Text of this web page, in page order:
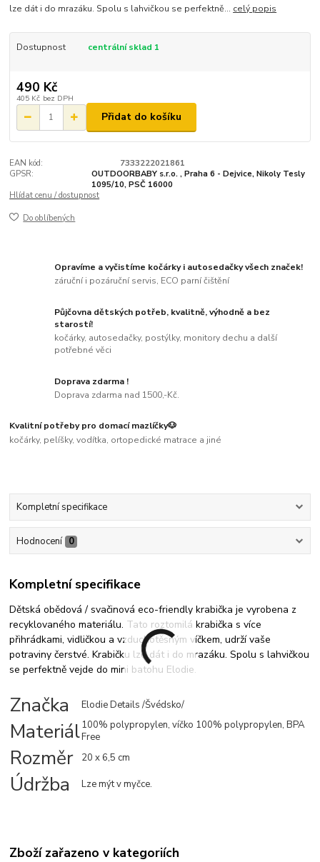
lze dát i do mrazáku. Spolu s lahvičkou se perfektně... celý popis
Dostupnost centrální sklad 1
490 Kč
405 Kč bez DPH
Přidat do košíku
EAN kód:
7333222021861
GPSR:
OUTDOORBABY s.r.o. , Praha 6 - Dejvice, Nikoly Tesly
1095/10, PSČ 16000
Hlídat cenu / dostupnost
Do oblíbených
Opravíme a vyčistíme kočárky i autosedačky všech značek!
záruční i pozáruční servis, ECO parní čištění
Půjčovna dětských potřeb, kvalitně, výhodně a bez
starostí!
kočárky, autosedačky, postýlky, monitory dechu a další
potřebné věci
Doprava zdarma !
Doprava zdarma nad 1500,-Kč.
Kvalitní potřeby pro domací mazlíčky🐶
kočárky, pelíšky, vodítka, ortopedické matrace a jiné
Kompletní specifikace
Hodnocení 0
Kompletní specifikace
Dětská obědová / svačinová eco-friendly krabička je vyrobena z
recyklovaného materiálu. Tato roztomilá krabička s více
přihrádkami, vidličkou a vzduchotěsným víčkem, udrží vaše
potraviny čerstvé. Krabičku lze dát i do mrazáku. Spolu s lahvičkou
se perfektně vejde do mini batohu Elodie.
Značka Elodie Details /Švédsko/
Materiál100% polypropylen, víčko 100% polypropylen, BPA
Free
Rozměr 20 x 6,5 cm
Údržba Lze mýt v myčce.
Zboží zařazeno v kategoriích